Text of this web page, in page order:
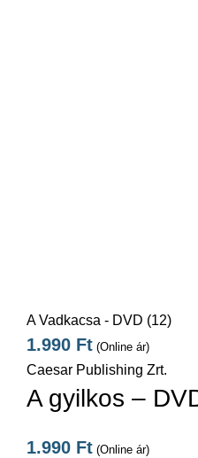
A Vadkacsa - DVD (12)
1.990 Ft (Online ár)
Caesar Publishing Zrt.
A gyilkos –
1.990 Ft (Online ár)